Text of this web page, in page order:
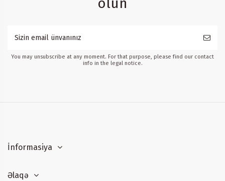
You may unsubscribe at any moment. For that purpose, please find our contact
info in the legal notice.
İnformasiya
Əlaqə